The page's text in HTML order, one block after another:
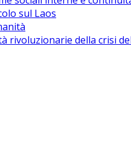
sul Laos
rivoluzionarie della crisi